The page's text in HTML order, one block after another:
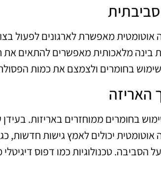
מאפשרת לארגונים לפעול
בינה מלאכותית מאפשרים להתאים את
בחומרים ולצמצם את כמות
האריזה
בחומרים ממוחזרים באריזות.
יכולים לאמץ גישות חדשות,
טכנולוגיות כמו דפוס דיגיטלי